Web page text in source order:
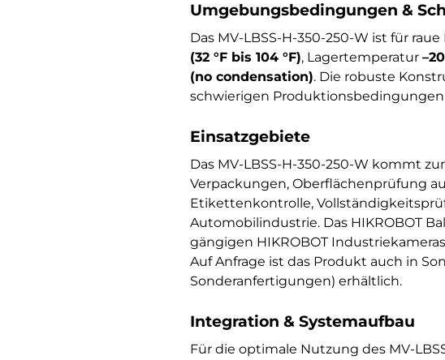
Umgebungsbedingungen &
Das MV-LBSS-H-350-250-W ist für
(32 °F bis 104 °F), Lagertemperatur
(no condensation). Die robuste
schwierigen
Einsatzgebiete
Das MV-LBSS-H-350-250-W kommt
Verpackungen, Oberflächenprüfung
Etikettenkontrolle,
Automobilindustrie. Das HIKROBOT
gängigen HIKROBOT
Auf Anfrage ist das Produkt auch in
Sonderanfertigungen) erhältlich.
Integration & Systemaufbau
Für die optimale Nutzung des MV-